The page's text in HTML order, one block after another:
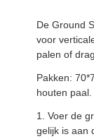
De Ground
voor
palen of
Pakken:
houten paal.
1. Voer de
gelijk is aan